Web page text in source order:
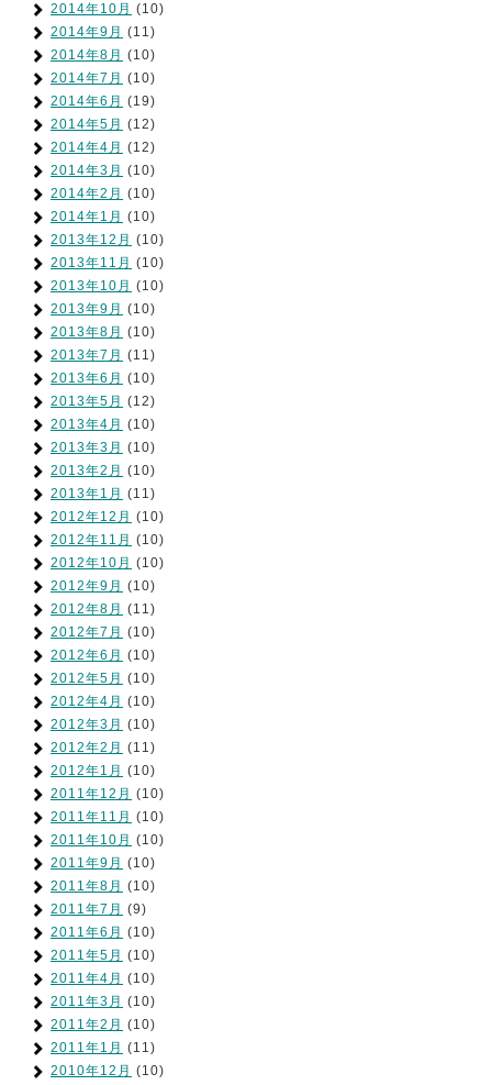
2014年10月 (10)
2014年9月 (11)
2014年8月 (10)
2014年7月 (10)
2014年6月 (19)
2014年5月 (12)
2014年4月 (12)
2014年3月 (10)
2014年2月 (10)
2014年1月 (10)
2013年12月 (10)
2013年11月 (10)
2013年10月 (10)
2013年9月 (10)
2013年8月 (10)
2013年7月 (11)
2013年6月 (10)
2013年5月 (12)
2013年4月 (10)
2013年3月 (10)
2013年2月 (10)
2013年1月 (11)
2012年12月 (10)
2012年11月 (10)
2012年10月 (10)
2012年9月 (10)
2012年8月 (11)
2012年7月 (10)
2012年6月 (10)
2012年5月 (10)
2012年4月 (10)
2012年3月 (10)
2012年2月 (11)
2012年1月 (10)
2011年12月 (10)
2011年11月 (10)
2011年10月 (10)
2011年9月 (10)
2011年8月 (10)
2011年7月 (9)
2011年6月 (10)
2011年5月 (10)
2011年4月 (10)
2011年3月 (10)
2011年2月 (10)
2011年1月 (11)
2010年12月 (10)